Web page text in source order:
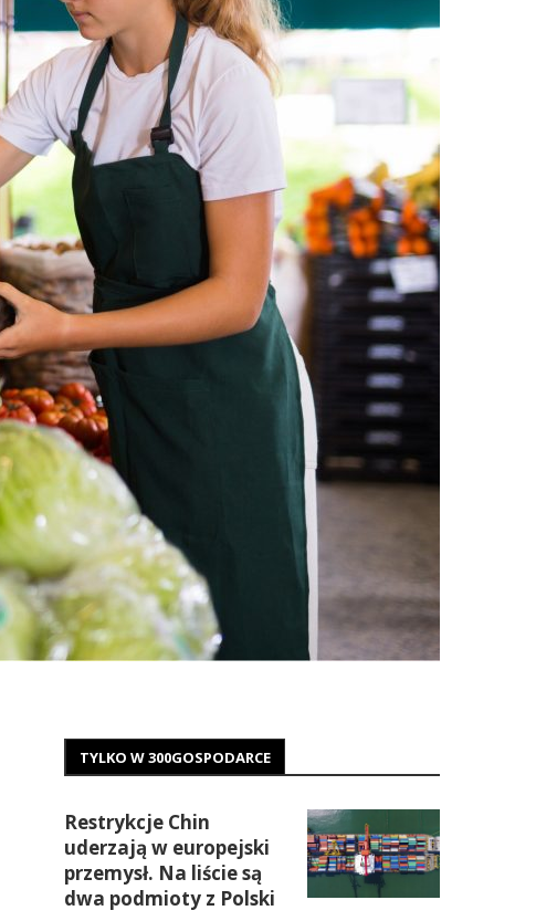
TYLKO W 300GOSPODARCE
Restrykcje Chin
uderzają w europejski
przemysł. Na liście są
dwa podmioty z Polski